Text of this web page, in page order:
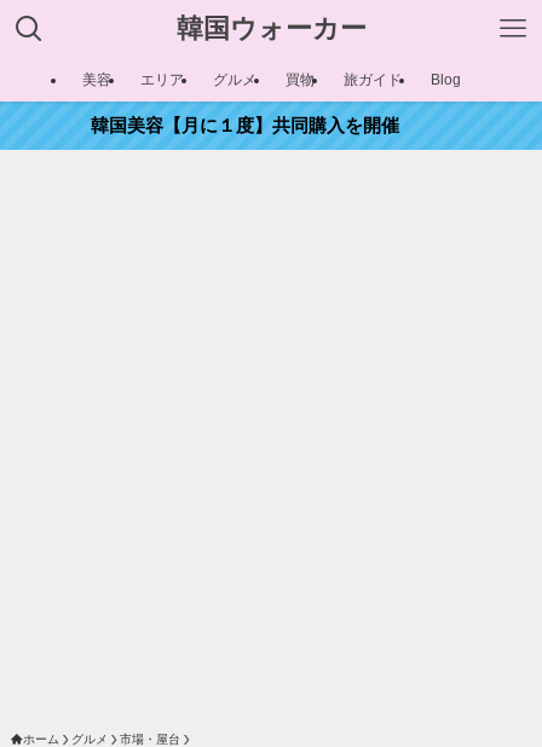
韓国ウォーカー
美容 エリア グルメ 買物 旅ガイド Blog
韓国美容【月に１度】共同購入を開催
ホーム グルメ 市場・屋台